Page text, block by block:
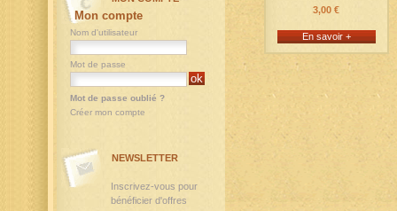
3,00 €
En savoir +
Mon compte
Nom d'utilisateur
Mot de passe
Mot de passe oublié ?
Créer mon compte
NEWSLETTER
Inscrivez-vous pour
bénéficier d'offres